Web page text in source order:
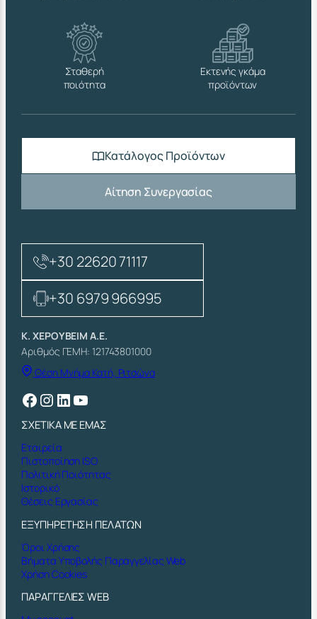
Σταθερή
ποιότητα
Εκτενής γκάμα
προϊόντων
Κατάλογος Προϊόντων
Αίτηση Συνεργασίας
+30 22620 71117
+30 6979 966995
Κ. ΧΕΡΟΥΒΕΙΜ Α.Ε.
Αριθμός ΓΕΜΗ: 121743801000
Θέση Μνήμα Κατή, Ριτσώνα
Facebook Instagram Linkedin YouTube
ΣΧΕΤΙΚΑ ΜΕ ΕΜΑΣ
Εταιρεία
Πιστοποίηση ISO
Πολιτική Ποιότητας
Ιστορικό
Θέσεις Εργασίας
ΕΞΥΠΗΡΕΤΗΣΗ ΠΕΛΑΤΩΝ
Όροι Χρήσης
Βήματα Υποβολής Παραγγελίας Web
Χρήση Cookies
ΠΑΡΑΓΓΕΛΙΕΣ WEB